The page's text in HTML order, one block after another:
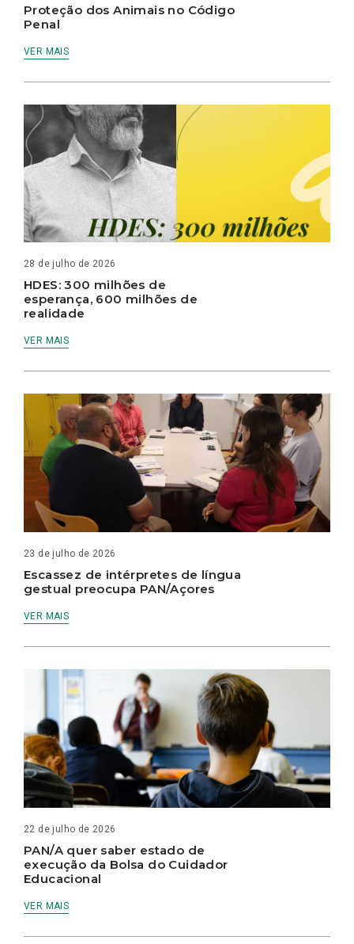
Proteção dos Animais no Código
Penal
VER MAIS
28 de julho de 2026
HDES: 300 milhões de
esperança, 600 milhões de
realidade
VER MAIS
23 de julho de 2026
Escassez de intérpretes de língua
gestual preocupa PAN/Açores
VER MAIS
22 de julho de 2026
PAN/A quer saber estado de
execução da Bolsa do Cuidador
Educacional
VER MAIS